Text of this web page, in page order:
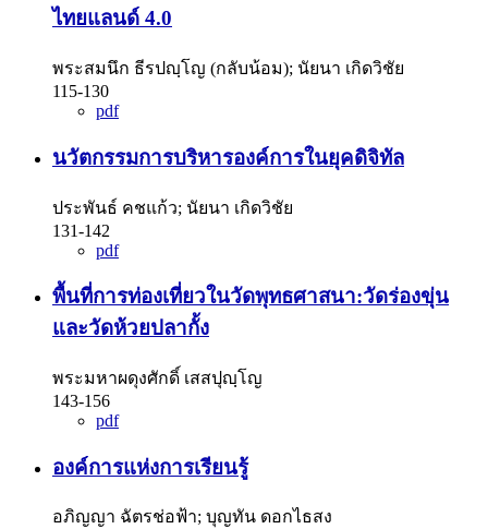
ไทยแลนด์ 4.0
พระสมนึก ธีรปญฺโญ (กลับน้อม); นัยนา เกิดวิชัย
115-130
pdf
นวัตกรรมการบริหารองค์การในยุคดิจิทัล
ประพันธ์ คชแก้ว; นัยนา เกิดวิชัย
131-142
pdf
พื้นที่การท่องเที่ยวในวัดพุทธศาสนา:วัดร่องขุ่น
และวัดห้วยปลากั้ง
พระมหาผดุงศักดิ์ เสสปุญฺโญ
143-156
pdf
องค์การแห่งการเรียนรู้
อภิญญา ฉัตรช่อฟ้า; บุญทัน ดอกไธสง